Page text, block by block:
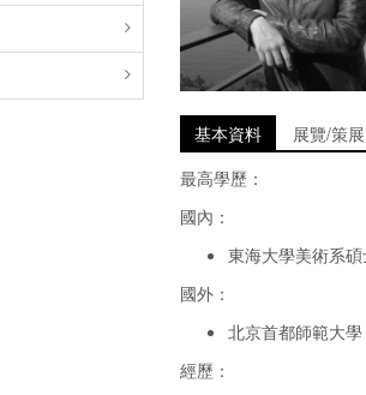
基本資料 展覽/策展
最高學歷：
國內：
東海大學美術系碩
國外：
北京首都師範大
經歷：